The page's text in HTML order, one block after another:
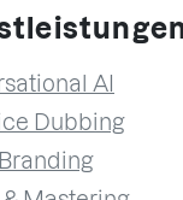
AI
Dubbing